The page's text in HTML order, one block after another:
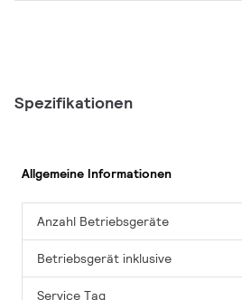
Spezifikationen
Allgemeine Informationen
Anzahl Betriebsgeräte
Betriebsgerät inklusive
Service Tag